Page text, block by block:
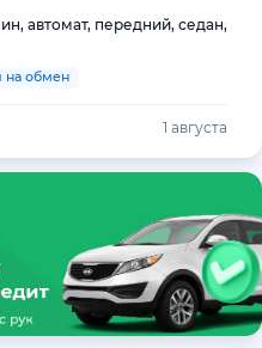
автомат, передний, седан,
на обмен
1 августа